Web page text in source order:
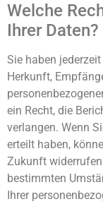
Welche
Ihrer Daten?
Sie haben
Herkunft,
ein Recht, die
verlangen. Wenn
erteilt haben,
Zukunft
bestimmten
Ihrer